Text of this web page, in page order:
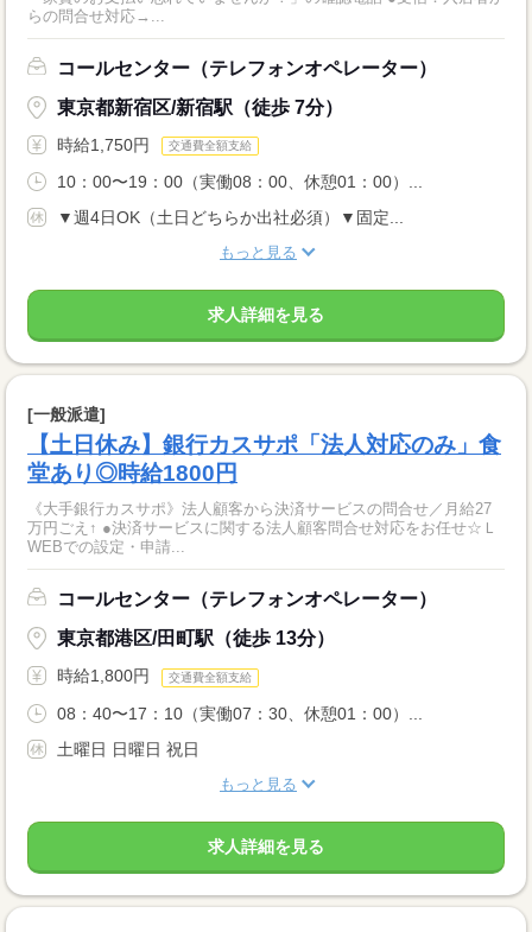
らの問合せ対応→...
コールセンター（テレフォンオペレーター）
東京都新宿区/新宿駅（徒歩 7分）
時給1,750円 交通費全額支給
10：00〜19：00（実働08：00、休憩01：00）...
▼週4日OK（土日どちらか出社必須）▼固定...
もっと見る
求人詳細を見る
[一般派遣]
【土日休み】銀行カスサポ「法人対応のみ」食
堂あり◎時給1800円
《大手銀行カスサポ》法人顧客から決済サービスの問合せ／月給27
万円ごえ↑ ●決済サービスに関する法人顧客問合せ対応をお任せ☆Ｌ
WEBでの設定・申請...
コールセンター（テレフォンオペレーター）
東京都港区/田町駅（徒歩 13分）
時給1,800円 交通費全額支給
08：40〜17：10（実働07：30、休憩01：00）...
土曜日 日曜日 祝日
もっと見る
求人詳細を見る